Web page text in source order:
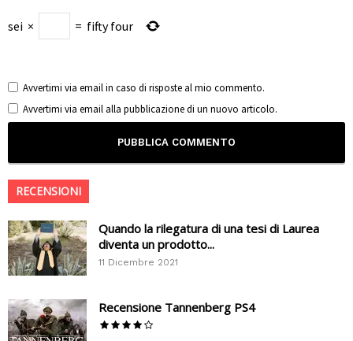
sei × = fifty four
Avvertimi via email in caso di risposte al mio commento.
Avvertimi via email alla pubblicazione di un nuovo articolo.
RECENSIONI
Quando la rilegatura di una tesi di Laurea
diventa un prodotto...
11 Dicembre 2021
Recensione Tannenberg PS4